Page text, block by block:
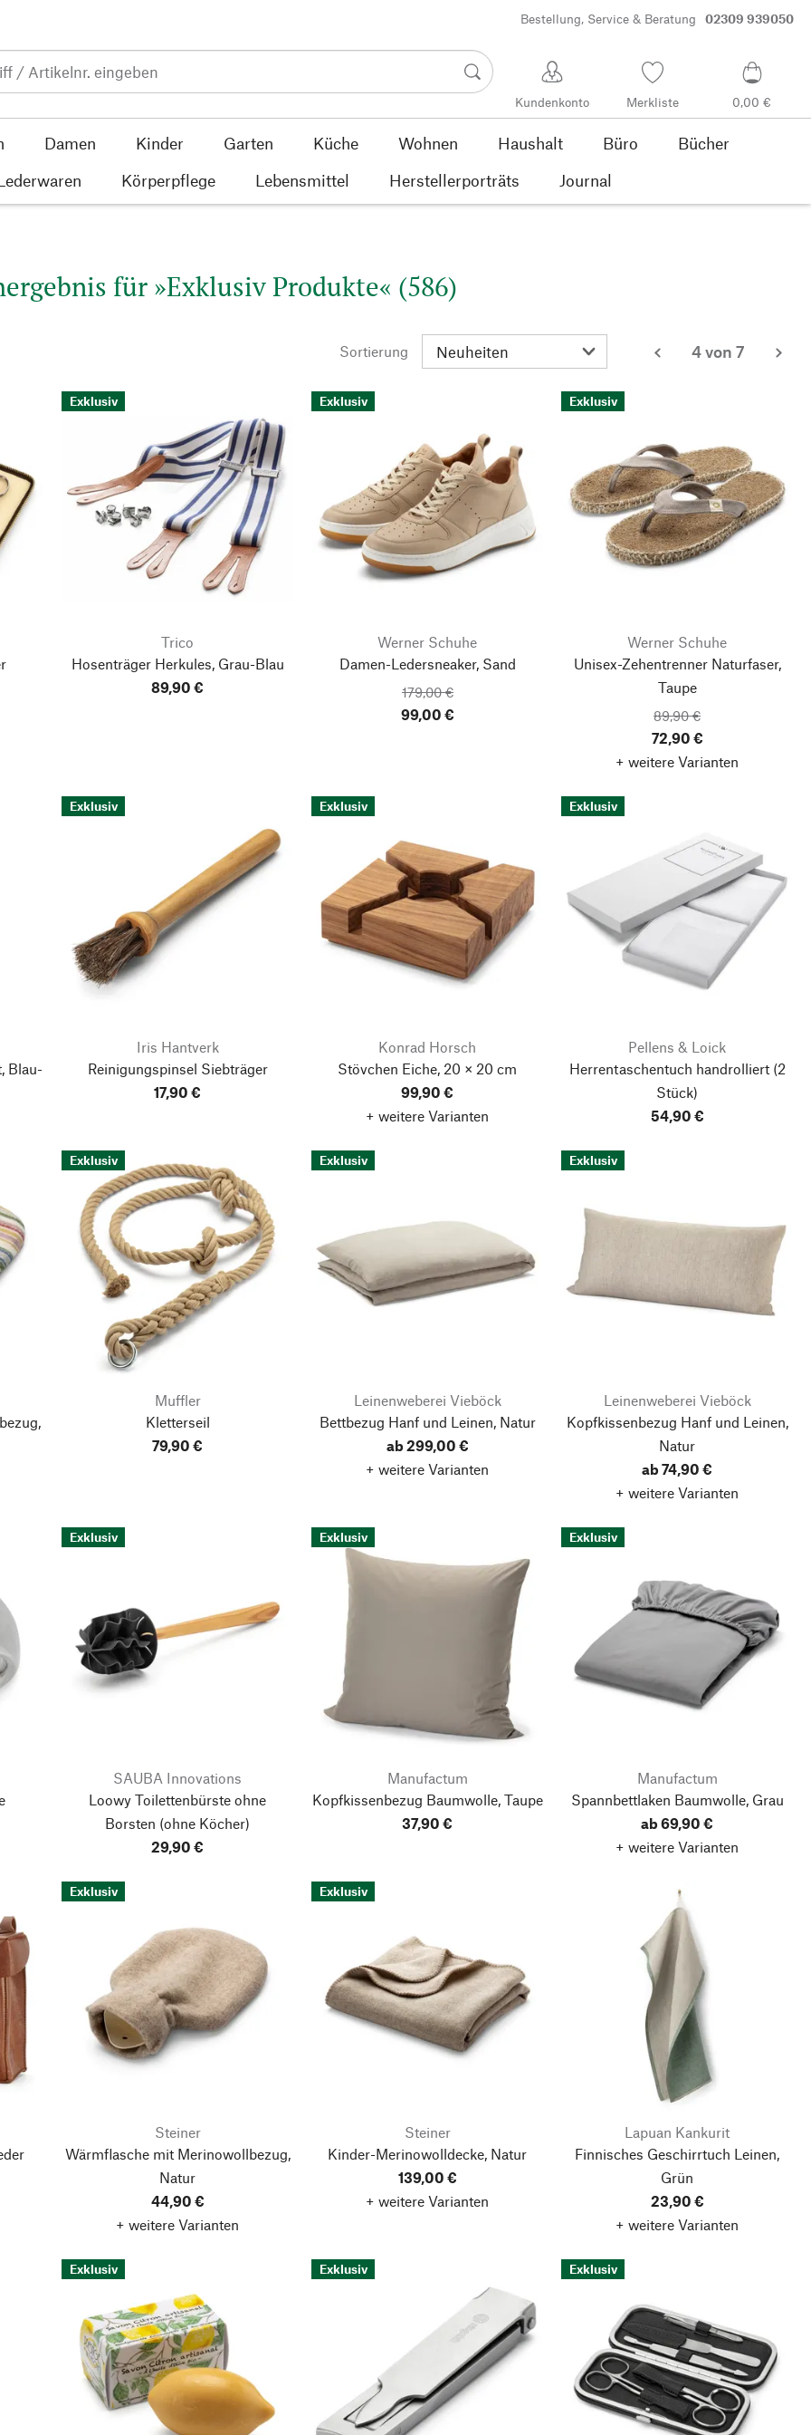
Bestellung, Service & Beratung 02309 939050
Kundenkonto Merkliste 0,00 €
Damen Kinder Garten Küche Wohnen Haushalt Büro
Bücher
Körperpflege Lebensmittel Herstellerporträts Journal
für »Exklusiv Produkte« (586)
Sortierung
4 von 7
Exklusiv
Trico
Hosenträger Herkules, Grau-Blau
89,90 €
Exklusiv
Werner Schuhe
Damen-Ledersneaker, Sand
179,00 €
99,00 €
Exklusiv
Werner Schuhe
Unisex-Zehentrenner Naturfaser,
Taupe
89,90 €
72,90 €
+ weitere Varianten
Blau-
Exklusiv
Iris Hantverk
Reinigungspinsel Siebträger
17,90 €
Exklusiv
Konrad Horsch
Stövchen Eiche, 20 × 20 cm
99,90 €
+ weitere Varianten
Exklusiv
Pellens & Loick
Herrentaschentuch handrolliert(2
Stück)
54,90 €
Exklusiv
Muffler
Kletterseil
79,90 €
Exklusiv
Leinenweberei Vieböck
Bettbezug Hanf und Leinen, Natur
ab 299,00 €
+ weitere Varianten
Exklusiv
Leinenweberei Vieböck
Kopfkissenbezug Hanf und Leinen,
Natur
ab 74,90 €
+ weitere Varianten
Exklusiv
SAUBA Innovations
Loowy Toilettenbürste ohne
Borsten (ohne Köcher)
29,90 €
Exklusiv
Manufactum
Kopfkissenbezug Baumwolle, Taupe
37,90 €
Exklusiv
Manufactum
Spannbettlaken Baumwolle, Grau
ab 69,90 €
+ weitere Varianten
Exklusiv
Steiner
Wärmflasche mit Merinowollbezug,
Natur
44,90 €
+ weitere Varianten
Exklusiv
Steiner
Kinder-Merinowolldecke, Natur
139,00 €
+ weitere Varianten
Lapuan Kankurit
Finnisches Geschirrtuch Leinen,
Grün
23,90 €
+ weitere Varianten
Exklusiv Exklusiv Exklusiv